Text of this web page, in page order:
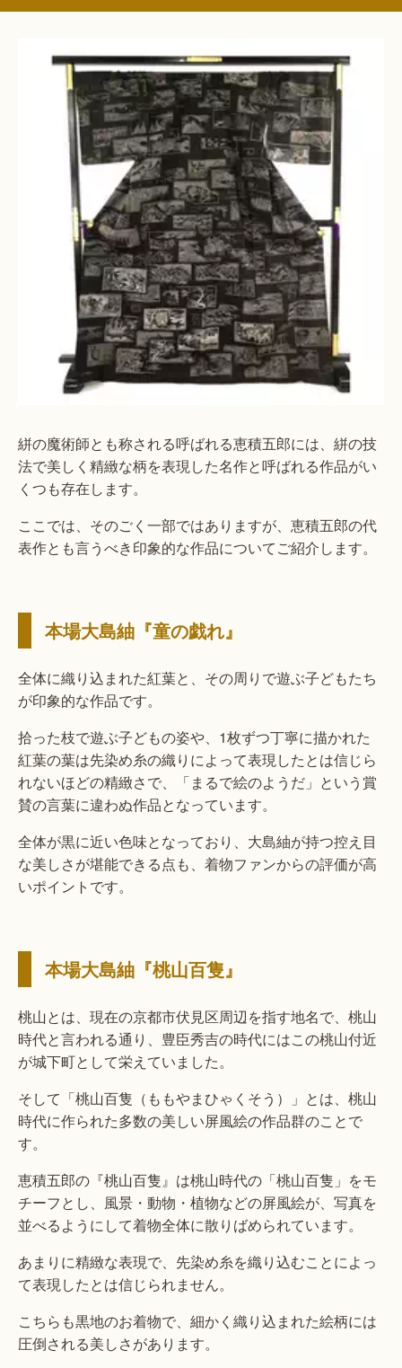
絣の魔術師とも称される呼ばれる恵積五郎には、絣の技
法で美しく精緻な柄を表現した名作と呼ばれる作品がい
くつも存在します。
ここでは、そのごく一部ではありますが、恵積五郎の代
表作とも言うべき印象的な作品についてご紹介します。
本場大島紬『童の戯れ』
全体に織り込まれた紅葉と、その周りで遊ぶ子どもたち
が印象的な作品です。
拾った枝で遊ぶ子どもの姿や、1枚ずつ丁寧に描かれた
紅葉の葉は先染め糸の織りによって表現したとは信じら
れないほどの精緻さで、「まるで絵のようだ」という賞
賛の言葉に違わぬ作品となっています。
全体が黒に近い色味となっており、大島紬が持つ控え目
な美しさが堪能できる点も、着物ファンからの評価が高
いポイントです。
本場大島紬『桃山百隻』
桃山とは、現在の京都市伏見区周辺を指す地名で、桃山
時代と言われる通り、豊臣秀吉の時代にはこの桃山付近
が城下町として栄えていました。
そして「桃山百隻（ももやまひゃくそう）」とは、桃山
時代に作られた多数の美しい屏風絵の作品群のことで
す。
恵積五郎の『桃山百隻』は桃山時代の「桃山百隻」をモ
チーフとし、風景・動物・植物などの屏風絵が、写真を
並べるようにして着物全体に散りばめられています。
あまりに精緻な表現で、先染め糸を織り込むことによっ
て表現したとは信じられません。
こちらも黒地のお着物で、細かく織り込まれた絵柄には
圧倒される美しさがあります。